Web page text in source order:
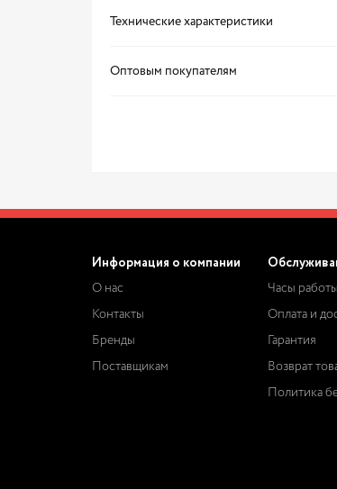
Технические характеристики
Оптовым покупателям
Информация о компании
О нас
Контакты
Бренды
Поставщикам
Часы
Оплата и
Гарантия
Возврат
Политика